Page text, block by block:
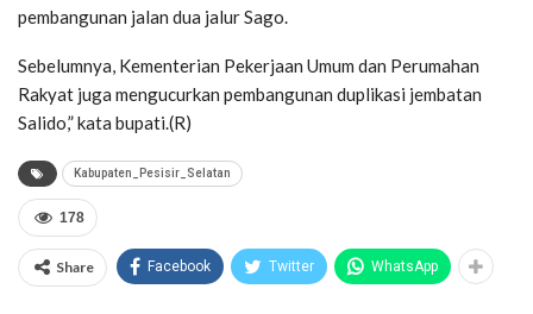
pembangunan jalan dua jalur Sago.
Sebelumnya, Kementerian Pekerjaan Umum dan Perumahan
Rakyat juga mengucurkan pembangunan duplikasi jembatan
Salido,” kata bupati.(R)
Kabupaten_Pesisir_Selatan
178
Share Facebook Twitter WhatsApp